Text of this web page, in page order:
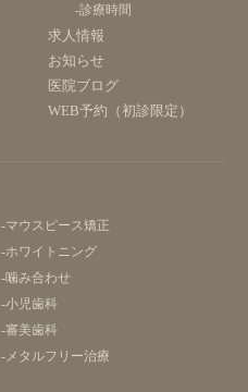
-診療時間
求人情報
お知らせ
医院ブログ
WEB予約（初診限定）
-マウスピース矯正
-ホワイトニング
-噛み合わせ
-小児歯科
-審美歯科
-メタルフリー治療